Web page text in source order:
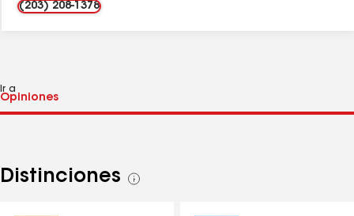
(203) 208-1378
Ir a
Distinciones
Ver